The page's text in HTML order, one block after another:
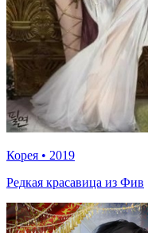
Корея • 2019
Редкая красавица из Фив